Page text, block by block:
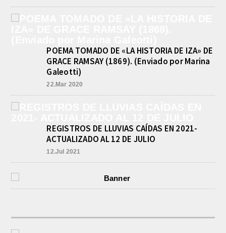
POEMA TOMADO DE «LA HISTORIA DE IZA» DE
GRACE RAMSAY (1869). (Enviado por Marina
Galeotti)
22.Mar 2020
REGISTROS DE LLUVIAS CAÍDAS EN 2021-
ACTUALIZADO AL 12 DE JULIO
12.Jul 2021